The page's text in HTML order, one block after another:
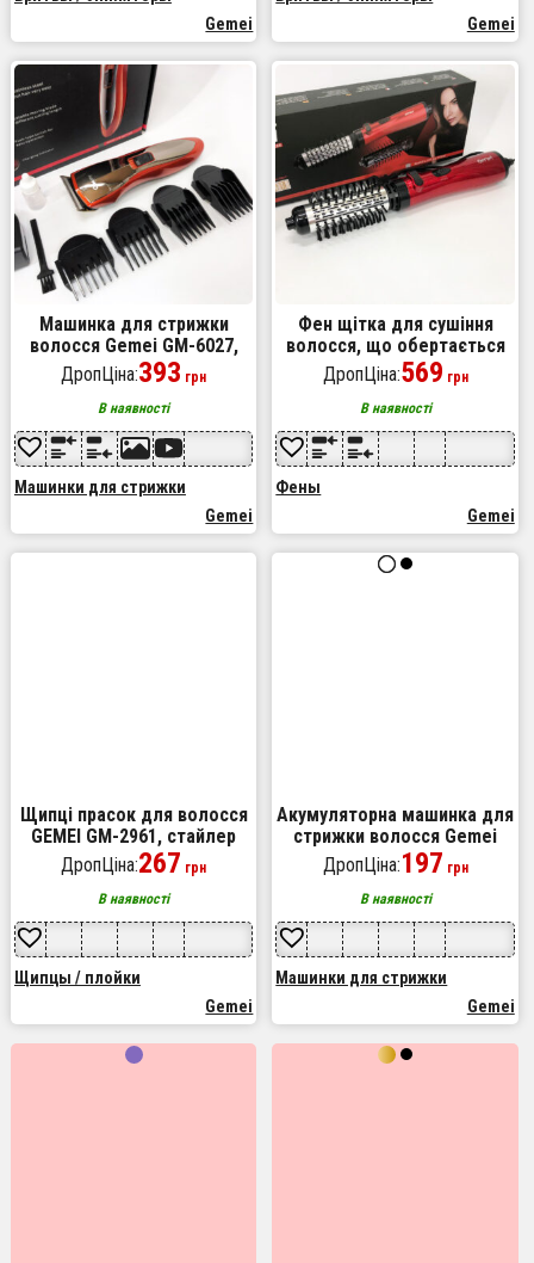
Gemei
Gemei
Машинка для стрижки
волосся Gemei GM-6027,
Хороший бездротовий
триммер, Практична
машинка
ДропЦіна:393 грн
В наявності
Машинки для стрижки
Gemei
Фен щітка для сушіння
волосся, що обертається
Gemei GM-4829, Стайлер
для укладання, браш
повітряний, плойка
гребінець
ДропЦіна:569 грн
В наявності
Фены
Gemei
Щипці прасок для волосся
GEMEI GM-2961, стайлер
для завивки, прилад для
завивки волосся, праска
ДропЦіна:267 грн
В наявності
Щипцы / плойки
Gemei
Акумуляторна машинка для
стрижки волосся Gemei
GM-6042, підстригальна
машинка. Колір: білий
ДропЦіна:197 грн
В наявності
Машинки для стрижки
Gemei